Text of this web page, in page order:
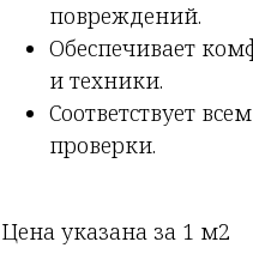
повреждений.
Обеспечивает
и техники.
Соответствует
проверки.
Цена указана за 1 м2